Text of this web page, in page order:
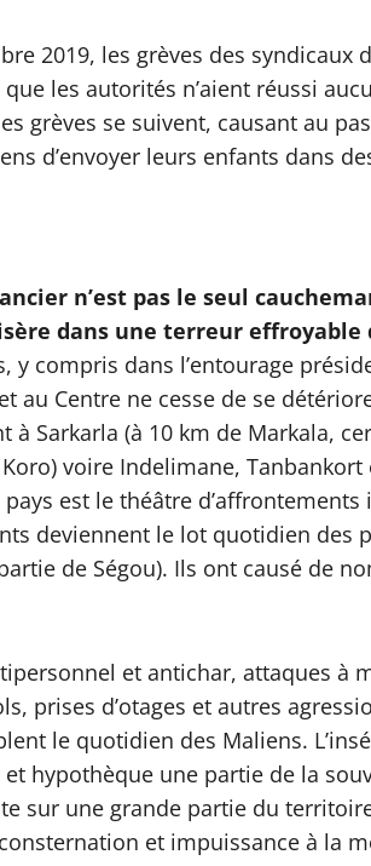
2019, les grèves des syndicaux
les autorités n’aient réussi
grèves se suivent, causant au
d’envoyer leurs enfants dans
n’est pas le seul
dans une terreur effroyable
y compris dans l’entourage
au Centre ne cesse de se
Sarkarla (à 10 km de Markala,
voire Indelimane, Tanbankort
est le théâtre
deviennent le lot quotidien des
de Ségou). Ils ont causé de
et antichar, attaques à
prises d’otages et autres
le quotidien des Maliens.
hypothèque une partie de la
sur une grande partie du
et impuissance à la